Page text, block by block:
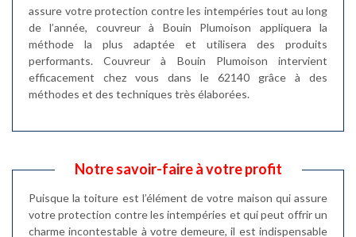
assure votre protection contre les intempéries tout au long
de l’année, couvreur à Bouin Plumoison appliquera la
méthode la plus adaptée et utilisera des produits
performants. Couvreur à Bouin Plumoison intervient
efficacement chez vous dans le 62140 grâce à des
méthodes et des techniques très élaborées.
Notre savoir-faire à votre profit
Puisque la toiture est l’élément de votre maison qui assure
votre protection contre les intempéries et qui peut offrir un
charme incontestable à votre demeure, il est indispensable